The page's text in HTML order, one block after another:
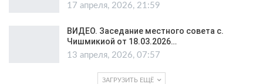
17 апреля, 2026, 21:59
ВИДЕО. Заседание местного совета с.
Чишмикиой от 18.03.2026…
13 апреля, 2026, 07:57
ЗАГРУЗИТЬ ЕЩЁ